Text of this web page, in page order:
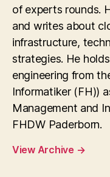
of experts rounds.
and writes about
infrastructure,
strategies. He
engineering from
Informatiker (FH))
Management and
FHDW Paderborn.
View Archive →